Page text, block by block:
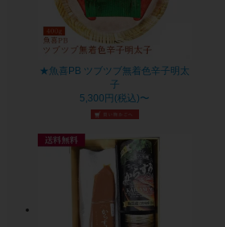
★魚喜PB ツブツブ無着色辛子明太
子
5,300円(税込)〜